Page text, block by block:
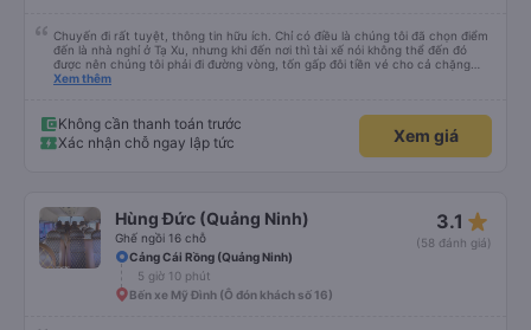
Chuyến đi rất tuyệt, thông tin hữu ích. Chỉ có điều là chúng tôi đã chọn điểm
đến là nhà nghỉ ở Tạ Xu, nhưng khi đến nơi thì tài xế nói không thể đến đó
được nên chúng tôi phải đi đường vòng, tốn gấp đôi tiền vé cho cả chặng
cuối của chuyến đi từ Hà Nội. Ngoài ra thì mọi thứ khác đều rất tốt.
Xem thêm
Không cần thanh toán trước
Xác nhận chỗ ngay lập tức
Xem giá
Hùng Đức (Quảng Ninh)
Ghế ngồi 16 chỗ
3.1 star_rate
(58 đánh giá)
Cảng Cái Rồng (Quảng Ninh)
5 giờ 10 phút
Bến xe Mỹ Đình (Ô đón khách số 16)